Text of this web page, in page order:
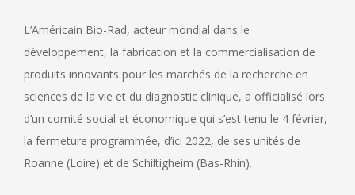
L’Américain Bio-Rad, acteur mondial dans le
développement, la fabrication et la commercialisation de
produits innovants pour les marchés de la recherche en
sciences de la vie et du diagnostic clinique, a officialisé lors
d’un comité social et économique qui s’est tenu le 4 février,
la fermeture programmée, d’ici 2022, de ses unités de
Roanne (Loire) et de Schiltigheim (Bas-Rhin).